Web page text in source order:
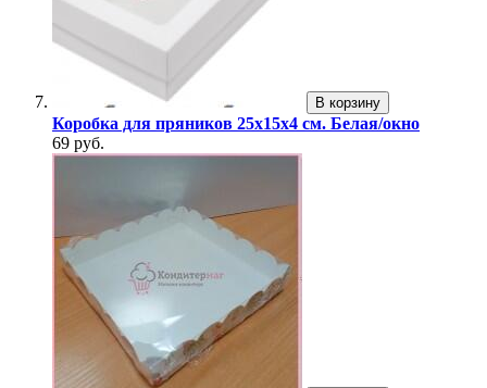
В корзину
Коробка для пряников 25х15х4 см. Белая/окно
69 руб.